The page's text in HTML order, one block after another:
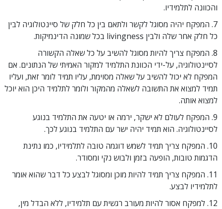
והכוונה לתלמידיו.
7. המפקח יהיה מסוגל לקשר ולתאם בין כל חלק של סיינטולוגיה לבין
כל חלק אחר שלה ולבין livingness בכל שמונה הדינמיקות.
8. המפקח צריך להיות מסוגל להשיב על כל שאלה הקשורה
לסיינטולוגיה, על-ידי הכוונת התלמיד למקור האמיתי של הנתונים. אם
המפקח לא יכול להשיב על שאלה מסוימת, עליו תמיד לומר זאת, ועליו
תמיד למצוא את התשובה לשאלה מהמקור ולומר לתלמיד היכן הוא יוכל
למצוא אותה.
9. המפקח לעולם לא ישקר, ירמה או יטעה את התלמיד בנוגע
לסיינטולוגיה. הוא תמיד יהיה ישר עם התלמיד בנוגע לכך.
10. המפקח צריך תמיד לשמש דוגמה טובה לתלמידיו, כמו נתינת
הדגמות טובות, הופעה בזמן ולבוש נקי ומסודר.
11. המפקח צריך תמיד להיות מוכן ומסוגל לבצע כל דבר שהוא אומר
לתלמידיו לבצע.
12. למפקח אסור להיות מעורב רגשית עם תלמידיו, ללא הבדל מין,